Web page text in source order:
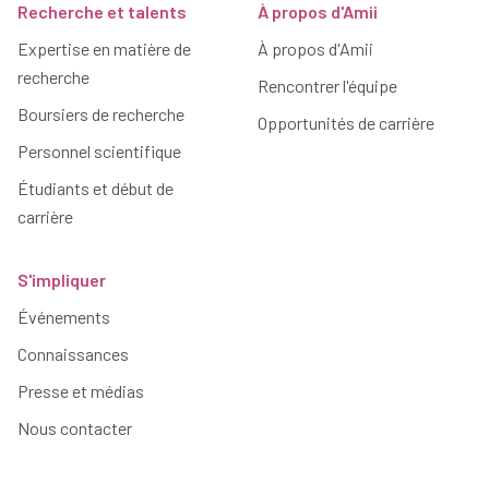
Recherche et talents
Expertise en matière de
recherche
Boursiers de recherche
Personnel scientifique
Étudiants et début de
carrière
À propos d'Amii
À propos d'Amii
Rencontrer l'équipe
Opportunités de carrière
S'impliquer
Événements
Connaissances
Presse et médias
Nous contacter